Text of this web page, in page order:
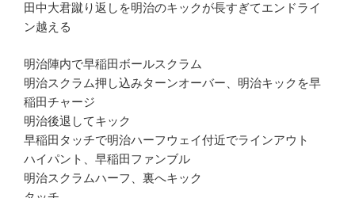
田中大君蹴り返しを明治のキックが長すぎてエンドライ
ン越える
明治陣内で早稲田ボールスクラム
明治スクラム押し込みターンオーバー、明治キックを早
稲田チャージ
明治後退してキック
早稲田タッチで明治ハーフウェイ付近でラインアウト
ハイパント、早稲田ファンブル
明治スクラムハーフ、裏へキック